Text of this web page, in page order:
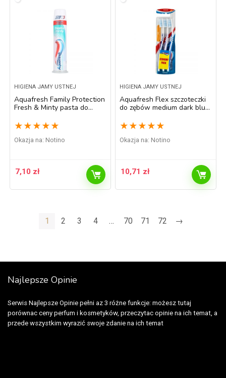
HIGIENA JAMY USTNEJ
Aquafresh Family Protection
Fresh & Minty pasta do
dziąseł 100 ml
★ ★ ★ ★ ★
Okazja na: Notino
7,10 zł
HIGIENA JAMY USTNEJ
Aquafresh Flex szczoteczki
do zębów medium dark blue,
★ ★ ★ ★ ★
Okazja na: Notino
10,71 zł
1 2 3 4 … 70 71 72 →
Najlepsze Opinie
Serwis Najlepsze Opinie pełni az 3 różne funkcje: możesz tutaj
porównac ceny perfum i kosmetyków, przeczytac opinie na ich temat, a
przede wszystkim wyrazić swoje zdanie na ich temat